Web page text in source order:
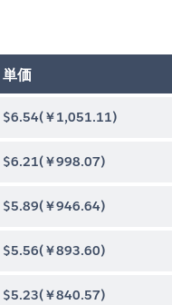
単価
$6.54(￥1,051.11)
$6.21(￥998.07)
$5.89(￥946.64)
$5.56(￥893.60)
$5.23(￥840.57)